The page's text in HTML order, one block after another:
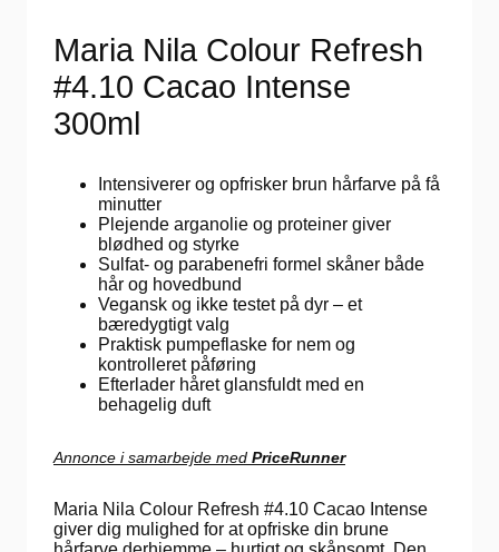
Maria Nila Colour Refresh
#4.10 Cacao Intense
300ml
Intensiverer og opfrisker brun hårfarve på få
minutter
Plejende arganolie og proteiner giver
blødhed og styrke
Sulfat- og parabenefri formel skåner både
hår og hovedbund
Vegansk og ikke testet på dyr – et
bæredygtigt valg
Praktisk pumpeflaske for nem og
kontrolleret påføring
Efterlader håret glansfuldt med en
behagelig duft
Annonce i samarbejde med PriceRunner
Maria Nila Colour Refresh #4.10 Cacao Intense
giver dig mulighed for at opfriske din brune